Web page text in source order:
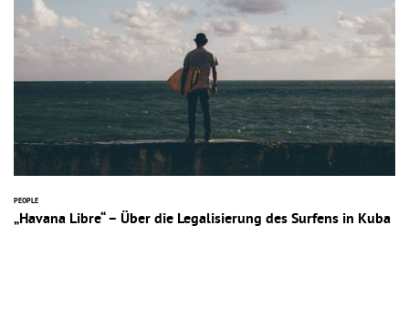
PEOPLE
„Havana Libre“ – Über die Legalisierung des Surfens in Kuba